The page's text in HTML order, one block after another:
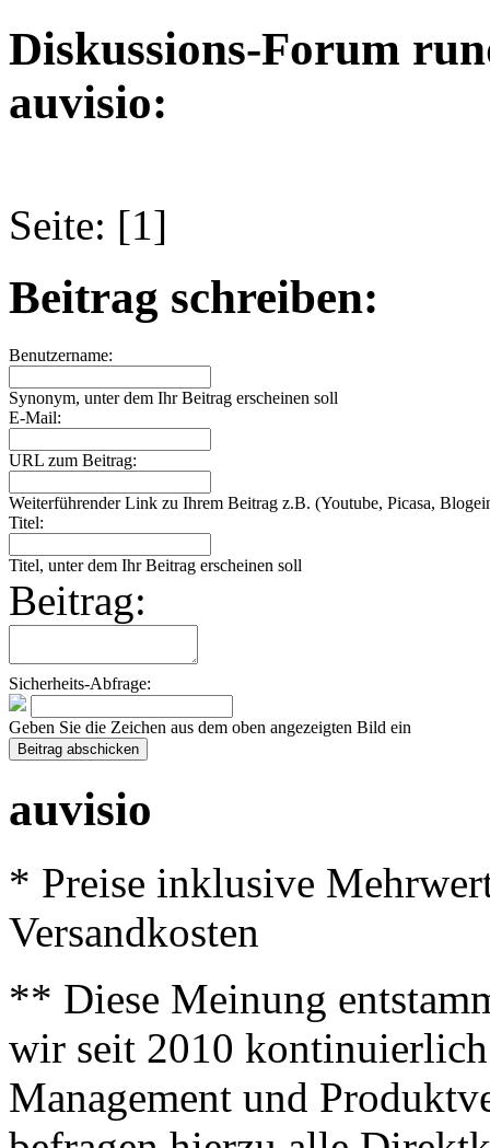
Diskussions-Forum
auvisio:
Seite: [1]
Beitrag schreiben:
Benutzername:
Synonym, unter dem Ihr Beitrag erscheinen soll
E-Mail:
URL zum Beitrag:
Weiterführender Link zu Ihrem Beitrag z.B. (Youtube, Picasa,
Titel:
Titel, unter dem Ihr Beitrag erscheinen soll
Beitrag:
Sicherheits-Abfrage:
Geben Sie die Zeichen aus dem oben angezeigten Bild ein
auvisio
* Preise inklusive
Versandkosten
** Diese Meinung
wir seit 2010
Management und